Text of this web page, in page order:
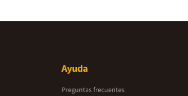
Ayuda
Preguntas frecuentes